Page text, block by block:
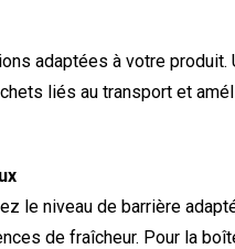
adaptées à votre produit.
liés au transport et
le niveau de barrière
de fraîcheur. Pour la